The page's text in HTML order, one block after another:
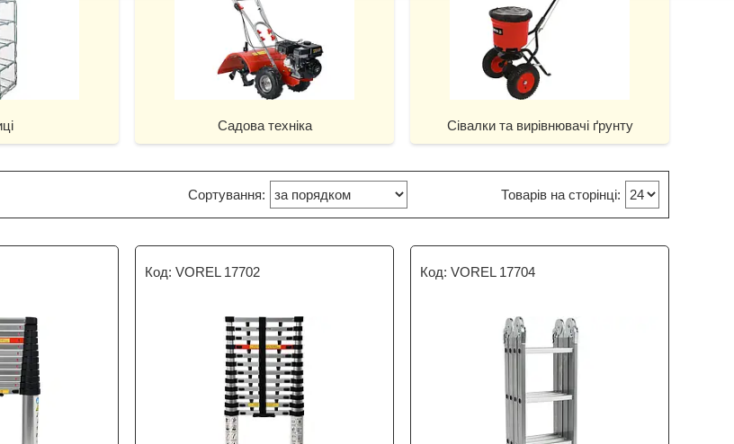
Садова техніка Сівалки та вирівнювачі ґрунту
VOREL 17702 VOREL 17704